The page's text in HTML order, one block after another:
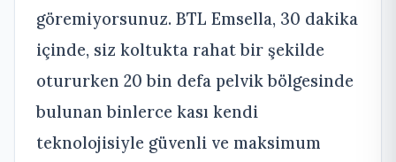
göremiyorsunuz. BTL Emsella, 30 dakika
içinde, siz koltukta rahat bir şekilde
otururken 20 bin defa pelvik bölgesinde
bulunan binlerce kası kendi
teknolojisiyle güvenli ve maksimum